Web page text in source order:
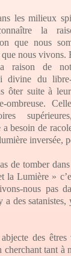
les milieux
la
que nous
nous vivons.
raison de
divine du
ôter suite à
ombreuse.
a besoin de
inversée,
de tomber
la Lumière »
nous pas
des
des
tant à